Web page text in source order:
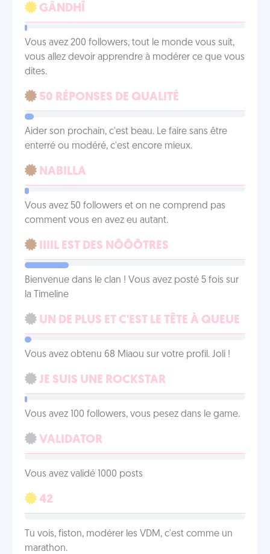
GÂNDHÎ
Vous avez 200 followers, tout le monde vous suit,
vous allez devoir apprendre à modérer ce que vous
dites.
50 RÉPONSES DE QUALITÉ
Aider son prochain, c'est beau. Le faire sans être
enterré ou modéré, c'est encore mieux.
NABILLA
Vous avez 50 followers et on ne comprend pas
comment vous en avez eu autant.
IIIIL EST DES NÔÔÔTRES
Bienvenue dans le clan ! Vous avez posté 5 fois sur
la Timeline
UN DE PLUS ET C'EST LE TÊTE À QUEUE
Vous avez obtenu 68 Miaou sur votre profil. Joli !
JE SUIS UNE ROCKSTAR
Vous avez 100 followers, vous pesez dans le game.
VALIDATOR
Vous avez validé 1000 posts
42
Tu vois, fiston, modérer les VDM, c'est comme un
marathon.